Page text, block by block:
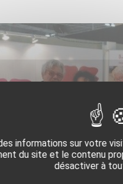
informations sur votre
du site et le contenu
désactiver à